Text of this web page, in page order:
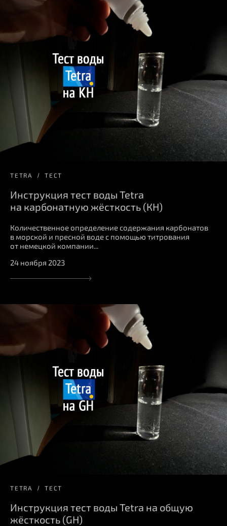
TETRA ТЕСТ
Инструкция тест воды Tetra
на карбонатную жёсткость (КН)
Количественное определение содержания карбонатов
в морской и пресной воде с помощью титрования
от немецкой компании...
24 ноября 2023
TETRA ТЕСТ
Инструкция тест воды Tetra на общую
жёсткость (GH)